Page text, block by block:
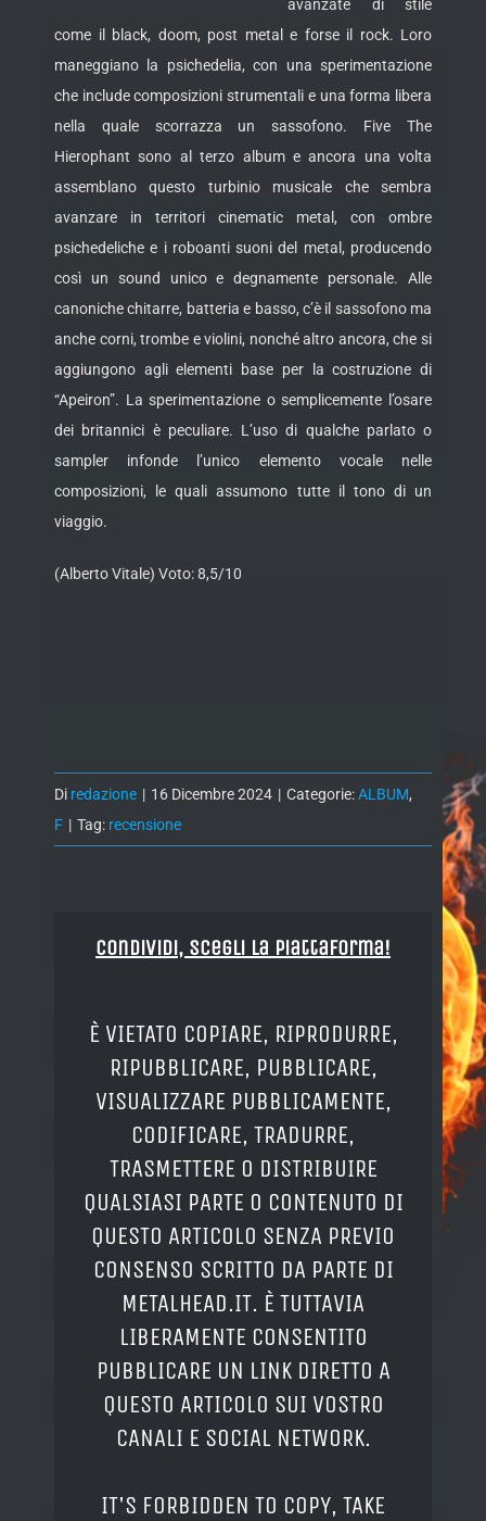
avanzate di stile
come il black, doom, post metal e forse il rock. Loro
maneggiano la psichedelia, con una sperimentazione
che include composizioni strumentali e una forma libera
nella quale scorrazza un sassofono. Five The
Hierophant sono al terzo album e ancora una volta
assemblano questo turbinio musicale che sembra
avanzare in territori cinematic metal, con ombre
psichedeliche e i roboanti suoni del metal, producendo
così un sound unico e degnamente personale. Alle
canoniche chitarre, batteria e basso, c’è il sassofono ma
anche corni, trombe e violini, nonché altro ancora, che si
aggiungono agli elementi base per la costruzione di
“Apeiron”. La sperimentazione o semplicemente l’osare
dei britannici è peculiare. L’uso di qualche parlato o
sampler infonde l’unico elemento vocale nelle
composizioni, le quali assumono tutte il tono di un
viaggio.
(Alberto Vitale) Voto: 8,5/10
Di redazione | 16 Dicembre 2024 | Categorie:ALBUM,
F | Tag: recensione
Condividi, Scegli la piattaforma!
È VIETATO COPIARE, RIPRODURRE,
RIPUBBLICARE, PUBBLICARE,
VISUALIZZARE PUBBLICAMENTE,
CODIFICARE, TRADURRE,
TRASMETTERE O DISTRIBUIRE
QUALSIASI PARTE O CONTENUTO DI
QUESTO ARTICOLO SENZA PREVIO
CONSENSO SCRITTO DA PARTE DI
METALHEAD.IT. È TUTTAVIA
LIBERAMENTE CONSENTITO
PUBBLICARE UN LINK DIRETTO A
QUESTO ARTICOLO SUI VOSTRO
CANALI E SOCIAL NETWORK.
IT'S FORBIDDEN TO COPY, TAKE